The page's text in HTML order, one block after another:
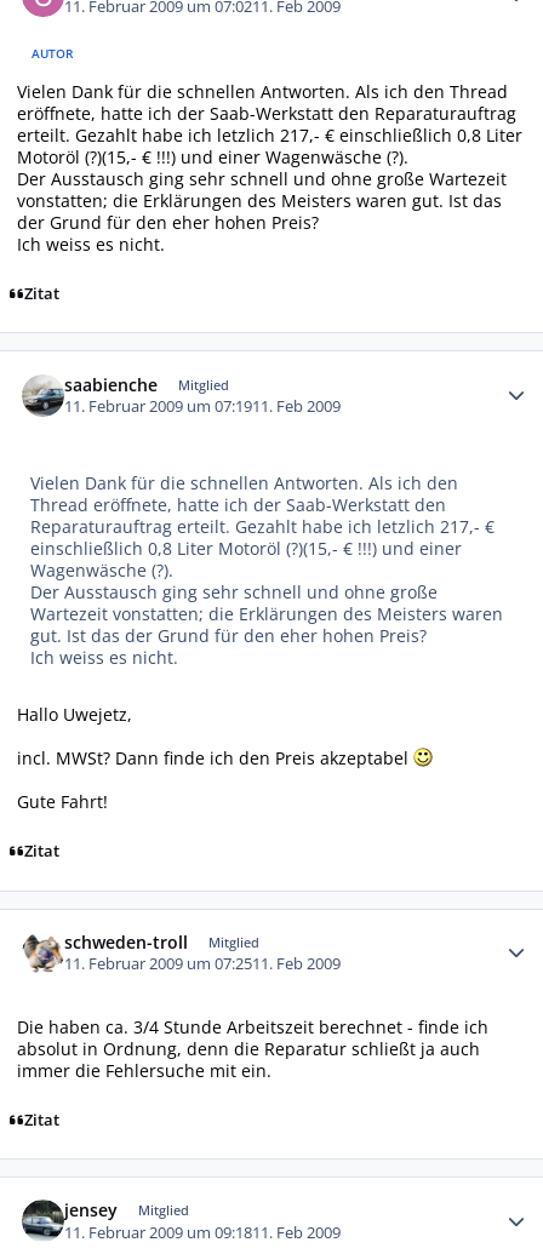
11. Februar 2009 um 07:0211. Feb 2009
AUTOR
Vielen Dank für die schnellen Antworten. Als ich den Thread
eröffnete, hatte ich der Saab-Werkstatt den Reparaturauftrag
erteilt. Gezahlt habe ich letzlich 217,- € einschließlich 0,8 Liter
Motoröl (?)(15,- € !!!) und einer Wagenwäsche (?).
Der Ausstausch ging sehr schnell und ohne große Wartezeit
vonstatten; die Erklärungen des Meisters waren gut. Ist das
der Grund für den eher hohen Preis?
Ich weiss es nicht.
Zitat
saabienche Mitglied
11. Februar 2009 um 07:1911. Feb 2009
Vielen Dank für die schnellen Antworten. Als ich den
Thread eröffnete, hatte ich der Saab-Werkstatt den
Reparaturauftrag erteilt. Gezahlt habe ich letzlich 217,- €
einschließlich 0,8 Liter Motoröl (?)(15,- € !!!) und einer
Wagenwäsche (?).
Der Ausstausch ging sehr schnell und ohne große
Wartezeit vonstatten; die Erklärungen des Meisters waren
gut. Ist das der Grund für den eher hohen Preis?
Ich weiss es nicht.
Hallo Uwejetz,
incl. MWSt? Dann finde ich den Preis akzeptabel
Gute Fahrt!
Zitat
schweden-troll Mitglied
11. Februar 2009 um 07:2511. Feb 2009
Die haben ca. 3/4 Stunde Arbeitszeit berechnet - finde ich
absolut in Ordnung, denn die Reparatur schließt ja auch
immer die Fehlersuche mit ein.
Zitat
jensey Mitglied
11. Februar 2009 um 09:1811. Feb 2009